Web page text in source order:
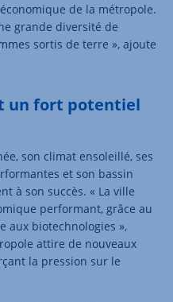
de la métropole.
grande diversité de
sortis de terre », ajoute
un fort potentiel
son climat ensoleillé, ses
et son bassin
à son succès. « La ville
performant, grâce au
aux biotechnologies »,
attire de nouveaux
la pression sur le